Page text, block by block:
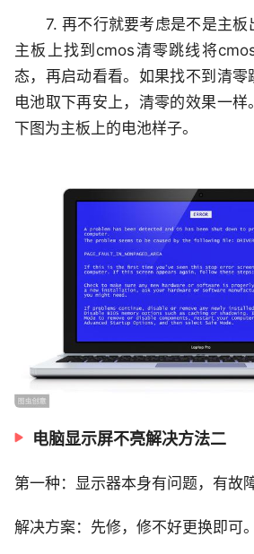
7. 再不行就要考虑是不是主板
主板上找到cmos清零跳线将
态，再启动看看。如果找不到清零
电池取下再安上，清零的效果一样
下图为主板上的电池样子。
电脑显示屏不亮解决方法二
第一种：显示器本身有问题，有故障
解决方案：先修，修不好更换即可。